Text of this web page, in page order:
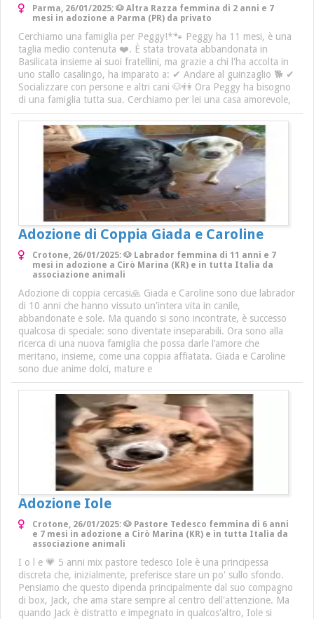
Parma, 26/01/2025: 🐶 Altra Razza femmina di 2 anni e 7
mesi in adozione a Parma (PR) da privato
Cerchiamo una famiglia per Peggy!*🐾 Peggy ha 11 mesi, è una
taglia medio contenuta ❤️. È stata trovata abbandonata in
Basilicata insieme ai suoi fratellini, ma grazie a chi l'ha accolta in
uno stallo casalingo, ha imparato a: ✔ Andare al guinzaglio 🐕 ✔
Socializzare con persone e altri cani 🐶👫 Ora Peggy ha bisogno
di una famiglia tutta sua. Cerchiamo per lei una casa amorevole,
Adozione di Coppia Giada e Caroline
Crotone, 26/01/2025: 🐶 Labrador femmina di 11 anni e 7
mesi in adozione a Cirò Marina (KR) e in tutta Italia da
associazione animali
Adozione di coppia cercasi🙏 Giada e Caroline sono due labrador
di 10 anni che hanno vissuto un'intera vita in canile,
abbandonate e sole. Ma quando si sono incontrate, è successo
qualcosa di speciale: sono diventate inseparabili. Ora sono alla
ricerca di una nuova famiglia che possa darle l’amore che
meritano, insieme, come una coppia affiatata. Giada e Caroline
sono due anime dolci, mature e
Adozione Iole
Crotone, 26/01/2025: 🐶 Pastore Tedesco femmina di 6 anni
e 7 mesi in adozione a Cirò Marina (KR) e in tutta Italia da
associazione animali
I o l e 💗 5 anni mix pastore tedesco Iole è una principessa
discreta che, inizialmente, preferisce stare un po' sullo sfondo.
Pensiamo che questo dipenda principalmente dal suo compagno
di box, Jack, che ama stare sempre al centro dell'attenzione. Ma
quando Jack è distratto e impegnato in qualcos'altro, Iole si